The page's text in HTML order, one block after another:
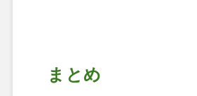
まとめ